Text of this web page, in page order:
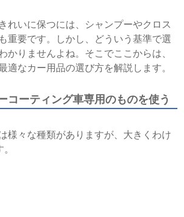
れいに保つには、シャンプーやクロス
重要です。しかし、どういう基準で選
かりませんよね。そこでここからは、
適なカー用品の選び方を解説します。
コーティング車専用のものを使う
様々な種類がありますが、大きくわけ